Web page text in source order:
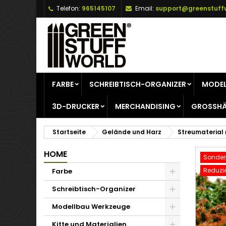
Telefon: 965145107 Email:
FARBE SCHREIBTISCH-ORGANIZER
3D-DRUCKER MERCHANDISING
Startseite Gelände und Harz Streumaterial
HOME
Farbe
Schreibtisch-Organizer
Modellbau Werkzeuge